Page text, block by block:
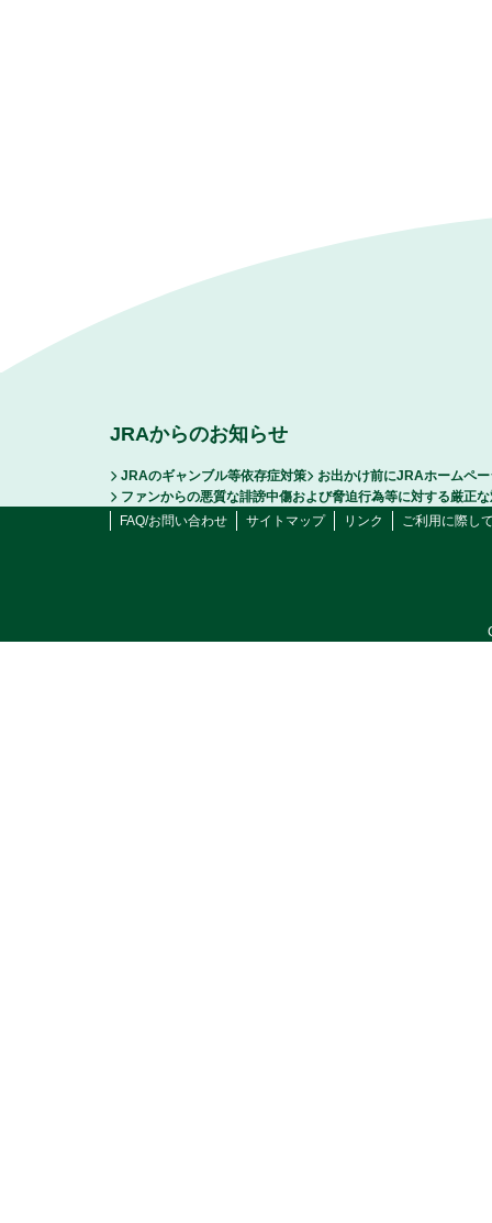
JRAからのお知らせ
JRAのギャンブル等依存症対策
お出かけ前にJRAホームペ
ファンからの悪質な誹謗中傷および脅迫行為等に対する厳正
FAQ/お問い合わせ
サイトマップ リンク ご利用に際し